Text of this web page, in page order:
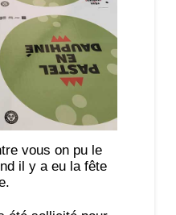
vous on pu le
il y a eu la fête